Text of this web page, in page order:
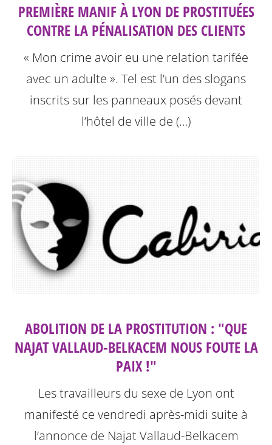
PREMIÈRE MANIF À LYON DE PROSTITUÉES
CONTRE LA PÉNALISATION DES CLIENTS
« Mon crime avoir eu une relation tarifée
avec un adulte ». Tel est l’un des slogans
inscrits sur les panneaux posés devant
l’hôtel de ville de (…)
ABOLITION DE LA PROSTITUTION : "QUE
NAJAT VALLAUD-BELKACEM NOUS FOUTE LA
PAIX !"
Les travailleurs du sexe de Lyon ont
manifesté ce vendredi après-midi suite à
l’annonce de Najat Vallaud-Belkacem